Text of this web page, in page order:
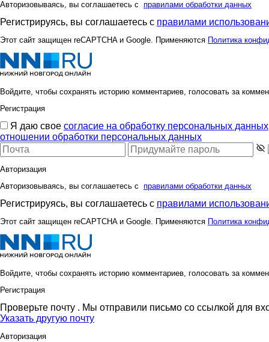
Авторизовываясь, вы соглашаетесь с правилами обработки данных
Регистрируясь, вы соглашаетесь с правилами
Этот сайт защищен reCAPTCHA и Google. Применяются Политика
Войдите, чтобы сохранять историю комментариев, голосовать за
Регистрация
Я даю свое согласие на обработку персональных данных
отношении обработки персональных данных
Авторизация
Авторизовываясь, вы соглашаетесь с правилами обработки данных
Регистрируясь, вы соглашаетесь с правилами
Этот сайт защищен reCAPTCHA и Google. Применяются Политика
Войдите, чтобы сохранять историю комментариев, голосовать за
Регистрация
Проверьте почту . Мы отправили письмо со ссылкой для
Указать другую почту
Авторизация